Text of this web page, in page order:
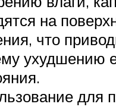
на
что
ухудшению
для